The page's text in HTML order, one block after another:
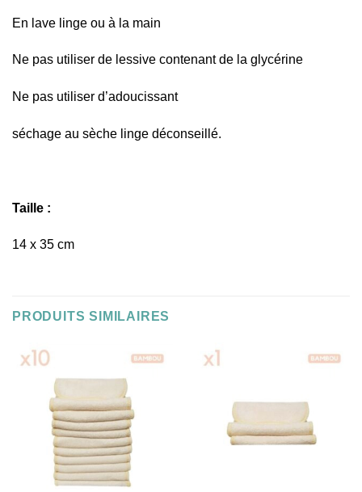
En lave linge ou à la main
Ne pas utiliser de lessive contenant de la glycérine
Ne pas utiliser d’adoucissant
séchage au sèche linge déconseillé.
Taille :
14 x 35 cm
PRODUITS SIMILAIRES